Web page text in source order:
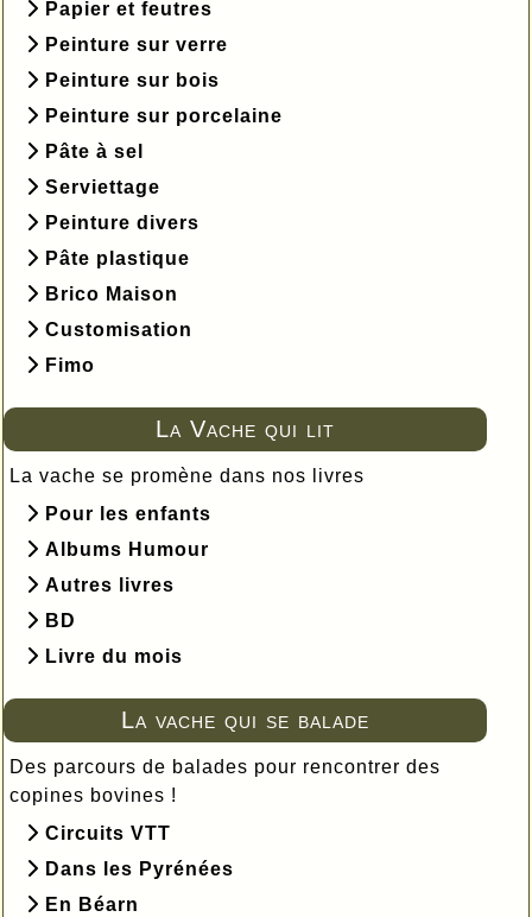
Papier et feutres
Peinture sur verre
Peinture sur bois
Peinture sur porcelaine
Pâte à sel
Serviettage
Peinture divers
Pâte plastique
Brico Maison
Customisation
Fimo
La Vache qui lit
La vache se promène dans nos livres
Pour les enfants
Albums Humour
Autres livres
BD
Livre du mois
La vache qui se balade
Des parcours de balades pour rencontrer des
copines bovines !
Circuits VTT
Dans les Pyrénées
En Béarn